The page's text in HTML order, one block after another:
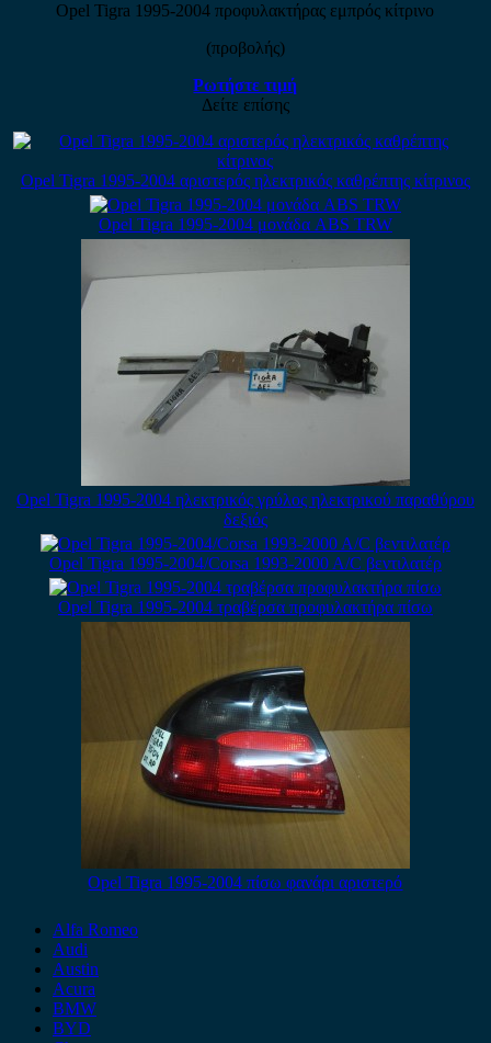
Opel Tigra 1995-2004 προφυλακτήρας εμπρός κίτρινο
(προβολής)
Ρωτήστε τιμή
Δείτε επίσης
Opel Tigra 1995-2004 αριστερός ηλεκτρικός καθρέπτης κίτρινος
Opel Tigra 1995-2004 μονάδα ABS TRW
Opel Tigra 1995-2004 ηλεκτρικός γρύλος ηλεκτρικού παραθύρου
δεξιός
Opel Tigra 1995-2004/Corsa 1993-2000 A/C βεντιλατέρ
Opel Tigra 1995-2004 τραβέρσα προφυλακτήρα πίσω
Opel Tigra 1995-2004 πίσω φανάρι αριστερό
Alfa Romeo
Audi
Austin
Acura
BMW
BYD